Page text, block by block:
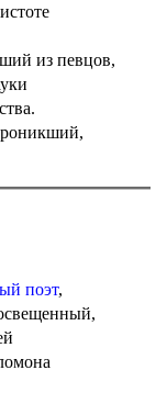
из певцов,
поэт,